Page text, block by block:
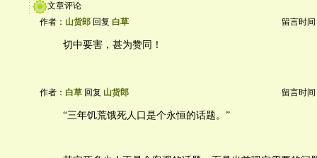
文章评论
作者： 山货郎 回复 白草 留言时间
切中要害，甚为赞同！
作者： 白草 回复 山货郎 留言时间
“三年饥荒饿死人口是个永恒的话题。”